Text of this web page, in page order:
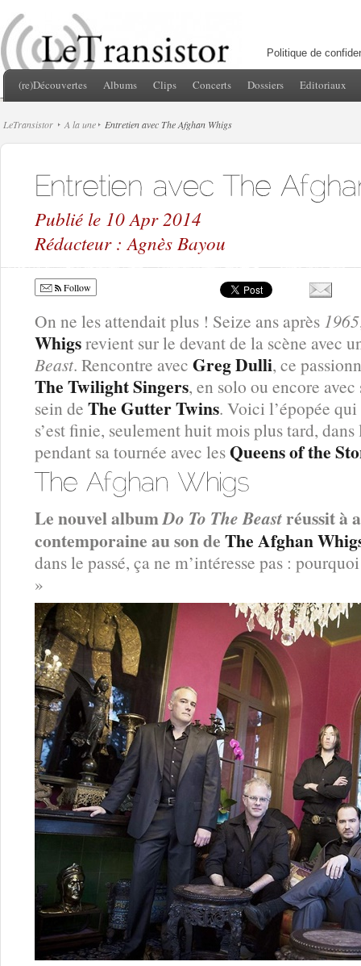
Politique de
(re)Découvertes Albums Clips Concerts Dossiers Editoriaux
LeTransistor A la une Entretien avec The Afghan Whigs
Publié le 10 Apr 2014
Rédacteur : Agnès Bayou
Follow
On ne les attendait plus ! Seize ans après 1965
Whigsrevient sur le devant de la scène avec
Beast. Rencontre avec Greg Dulli, ce
The Twilight Singers, en solo ou encore
sein de The Gutter Twins. Voici l’épopée
s’est finie, seulement huit mois plus tard,
pendant sa tournée avec lesQueens of the
Le nouvel albumDo To The Beastréussit à
contemporaine au son deThe Afghan
dans le passé, ça ne m’intéresse pas :
»